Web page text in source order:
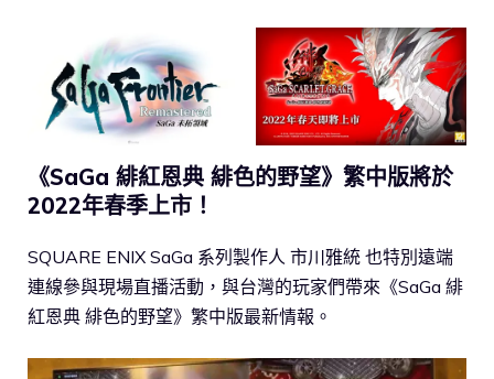
《SaGa 緋紅恩典 緋色的野望》繁中版將於
2022年春季上市！
SQUARE ENIX SaGa 系列製作人 市川雅統 也特別遠端
連線參與現場直播活動，與台灣的玩家們帶來《SaGa 緋
紅恩典 緋色的野望》繁中版最新情報。